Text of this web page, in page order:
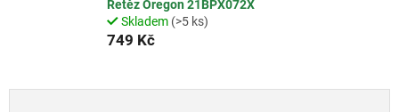
Řetěz Oregon 21BPX072X
Skladem (>5 ks)
749 Kč